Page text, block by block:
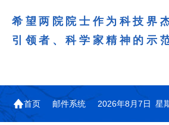
希望两院院士作为科技界
引领者、科学家精神的示
首页 邮件系统 2026年8月7日 星